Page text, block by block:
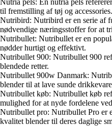
til fremstilling af tøj og accessories.
Nutribird: Nutribird er en serie af
nødvendige næringsstoffer for at
Nutribullet: Nutribullet er en
nødder hurtigt og effektivt.
Nutribullet 900: Nutribullet 900
blendede retter.
Nutribullet 900w Danmark:
blender til at lave sunde
Nutribullet køb: Nutribullet køb
mulighed for at nyde fordelene
Nutribullet pro: Nutribullet Pro er
kvalitet blender til deres daglige